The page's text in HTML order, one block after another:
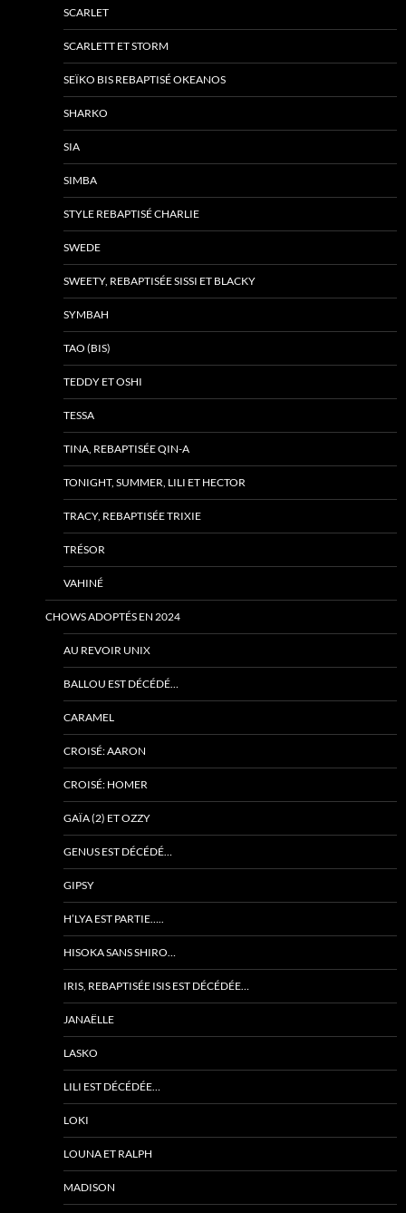
SCARLET
SCARLETT ET STORM
SEÏKO BIS REBAPTISÉ OKEANOS
SHARKO
SIA
SIMBA
STYLE REBAPTISÉ CHARLIE
SWEDE
SWEETY, REBAPTISÉE SISSI ET BLACKY
SYMBAH
TAO (BIS)
TEDDY ET OSHI
TESSA
TINA, REBAPTISÉE QIN-A
TONIGHT, SUMMER, LILI ET HECTOR
TRACY, REBAPTISÉE TRIXIE
TRÉSOR
VAHINÉ
CHOWS ADOPTÉS EN 2024
AU REVOIR UNIX
BALLOU EST DÉCÉDÉ…
CARAMEL
CROISÉ: AARON
CROISÉ: HOMER
GAÏA (2) ET OZZY
GENUS EST DÉCÉDÉ…
GIPSY
H’LYA EST PARTIE…..
HISOKA SANS SHIRO…
IRIS, REBAPTISÉE ISIS EST DÉCÉDÉE…
JANAËLLE
LASKO
LILI EST DÉCÉDÉE…
LOKI
LOUNA ET RALPH
MADISON